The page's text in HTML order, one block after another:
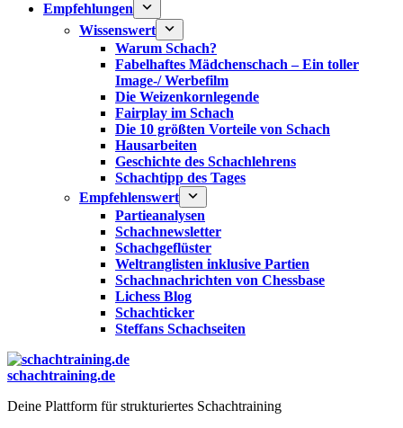
Empfehlungen
Wissenswert
Warum Schach?
Fabelhaftes Mädchenschach – Ein toller
Image-/ Werbefilm
Die Weizenkornlegende
Fairplay im Schach
Die 10 größten Vorteile von Schach‎
Hausarbeiten
Geschichte des Schachlehrens
Schachtipp des Tages
Empfehlenswert
Partieanalysen
Schachnewsletter
Schachgeflüster
Weltranglisten inklusive Partien
Schachnachrichten von Chessbase
Lichess Blog
Schachticker
Steffans Schachseiten
schachtraining.de
Deine Plattform für strukturiertes Schachtraining